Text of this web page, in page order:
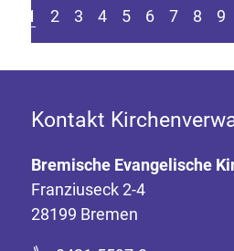
1 2 3 4 5 6 7 8 9
Kontakt
Bremische Evangelische
Franziuseck 2-4
28199 Bremen